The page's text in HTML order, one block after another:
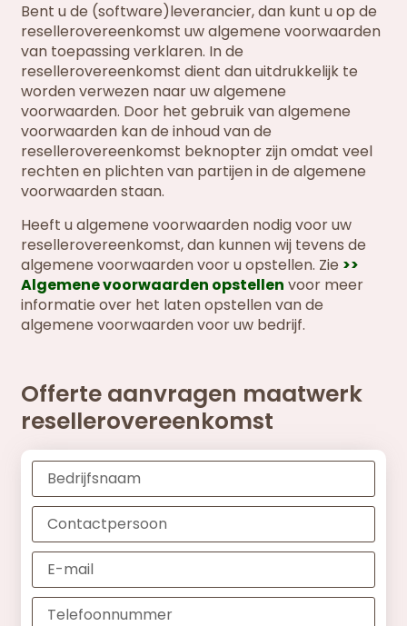
Bent u de (software)leverancier, dan kunt u op de
resellerovereenkomst uw algemene voorwaarden
van toepassing verklaren. In de
resellerovereenkomst dient dan uitdrukkelijk te
worden verwezen naar uw algemene
voorwaarden. Door het gebruik van algemene
voorwaarden kan de inhoud van de
resellerovereenkomst beknopter zijn omdat veel
rechten en plichten van partijen in de algemene
voorwaarden staan.
Heeft u algemene voorwaarden nodig voor uw
resellerovereenkomst, dan kunnen wij tevens de
algemene voorwaarden voor u opstellen. Zie >>
Algemene voorwaarden opstellen voor meer
informatie over het laten opstellen van de
algemene voorwaarden voor uw bedrijf.
Offerte aanvragen maatwerk
resellerovereenkomst